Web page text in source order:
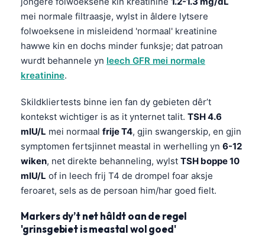
mei normale filtraasje, wylst in âldere lytsere
folwoeksene in misleidend 'normaal' kreatinine
hawwe kin en dochs minder funksje; dat patroan
wurdt behannele yn leech GFR mei normale
kreatinine.
Skildkliertests binne ien fan dy gebieten dêr’t
kontekst wichtiger is as it ynternet talit. TSH 4.6
mIU/L mei normaal frije T4, gjin swangerskip, en gjin
symptomen fertsjinnet meastal in werhelling yn 6-12
wiken, net direkte behanneling, wylst TSH boppe 10
mIU/L of in leech frij T4 de drompel foar aksje
feroaret, sels as de persoan him/har goed fielt.
Markers dy’t net hâldt oan de regel
'grinsgebiet is meastal wol goed'
Română
فارسی
Български
Nederlands
हिन्दी
Bahasa Indonesia
Հայերեն
Íslenska
Svenska